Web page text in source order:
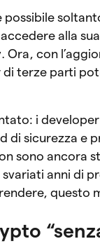
alla
. Ora, con
terze parti
i
di sicurezza e
sono ancora
anni di
questo